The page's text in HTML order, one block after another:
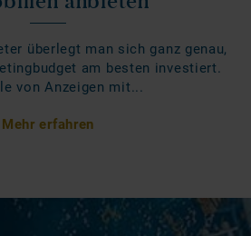
überlegt man sich ganz genau,
am besten investiert.
von Anzeigen mit...
Mehr erfahren